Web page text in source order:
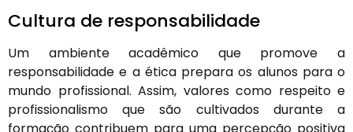
Cultura de responsabilidade
Um ambiente acadêmico que promove a
responsabilidade e a ética prepara os alunos para o
mundo profissional. Assim, valores como respeito e
profissionalismo que são cultivados durante a